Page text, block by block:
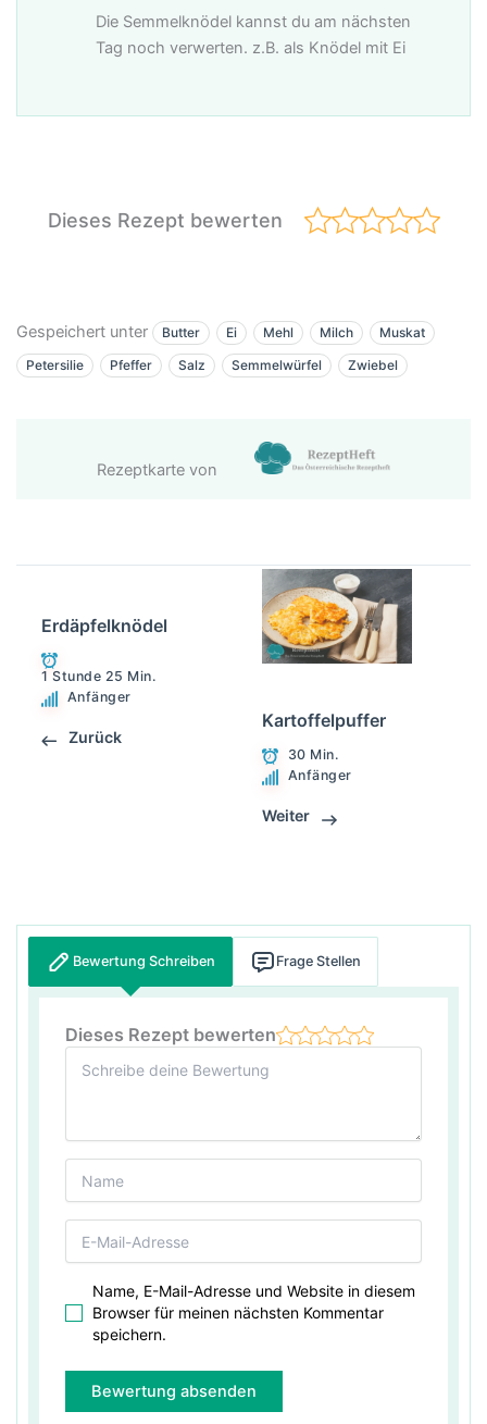
Die Semmelknödel kannst du am nächsten
Tag noch verwerten. z.B. als Knödel mit Ei
Dieses Rezept bewerten
Gespeichert unter Butter Ei Mehl Milch
Muskat
Petersilie
Pfeffer Salz Semmelwürfel Zwiebel
Rezeptkarte von
Erdäpfelknödel
1 Stunde 25 Min.
Anfänger
Zurück
Kartoffelpuffer
30 Min.
Anfänger
Weiter
Bewertung Schreiben Frage Stellen
Dieses Rezept bewerten
Name, E-Mail-Adresse und Website in diesem
Browser für meinen nächsten Kommentar
speichern.